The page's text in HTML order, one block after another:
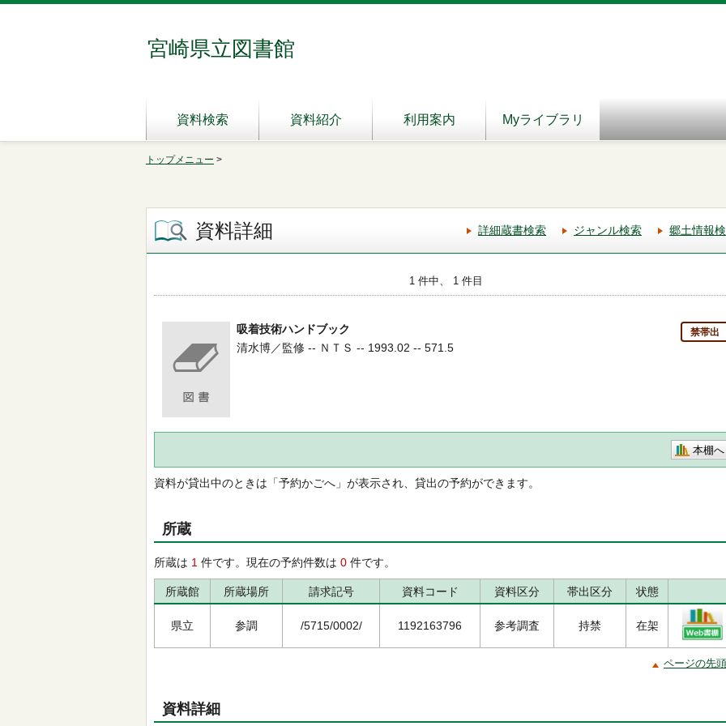
宮崎県立図書館
資料検索 資料紹介 利用案内 Myライブラリ
トップメニュー >
資料詳細 詳細蔵書検索 ジャンル検索 郷土情報
1 件中、 1 件目
吸着技術ハンドブック 禁帯出
清水博／監修 -- ＮＴＳ -- 1993.02 -- 571.5
本棚へ
資料が貸出中のときは「予約かごへ」が表示され、貸出の予約ができます。
所蔵
所蔵は 1 件です。現在の予約件数は 0 件です。
所蔵館 所蔵場所 請求記号 資料コード 資料区分 帯出区分 状態
県立 参調 /5715/0002/ 1192163796 参考調査 持禁 在架
ページの先
資料詳細